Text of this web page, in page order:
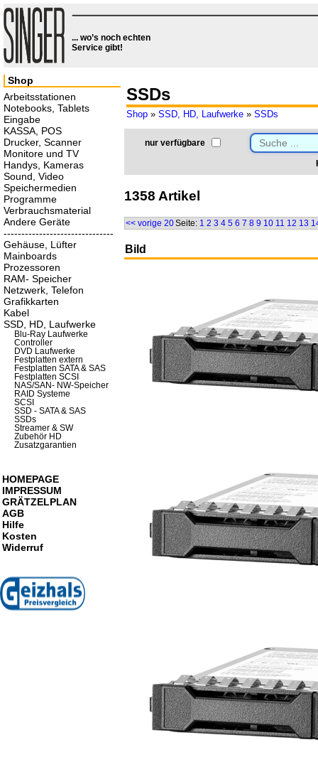
... wo’s noch echten
Service gibt!
SSDs
Shop » SSD, HD, Laufwerke » SSDs
nur verfügbare
1358 Artikel
<< vorige 20Seite: 1 2 3 4 5 6 7 8 9 10 11 12 13
Bild
Shop
Arbeitsstationen
Notebooks, Tablets
Eingabe
KASSA, POS
Drucker, Scanner
Monitore und TV
Handys, Kameras
Sound, Video
Speichermedien
Programme
Verbrauchsmaterial
Andere Geräte
-------------------------------
Gehäuse, Lüfter
Mainboards
Prozessoren
RAM- Speicher
Netzwerk, Telefon
Grafikkarten
Kabel
SSD, HD, Laufwerke
Blu-Ray Laufwerke
Controller
DVD Laufwerke
Festplatten extern
Festplatten SATA & SAS
Festplatten SCSI
NAS/SAN- NW-Speicher
RAID Systeme
SCSI
SSD - SATA & SAS
SSDs
Streamer & SW
Zubehör HD
Zusatzgarantien
HOMEPAGE
IMPRESSUM
GRÄTZELPLAN
AGB
Hilfe
Kosten
Widerruf